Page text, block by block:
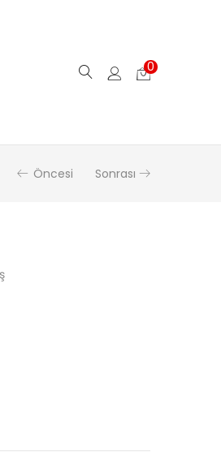
0
Öncesi Sonrası